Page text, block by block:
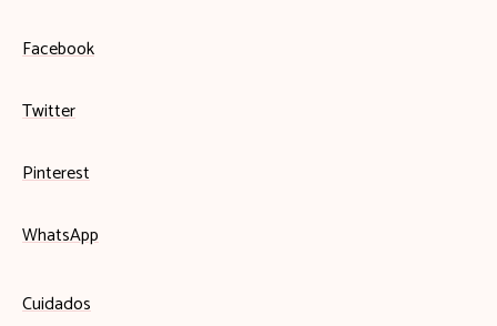
Facebook
Twitter
Pinterest
WhatsApp
Cuidados